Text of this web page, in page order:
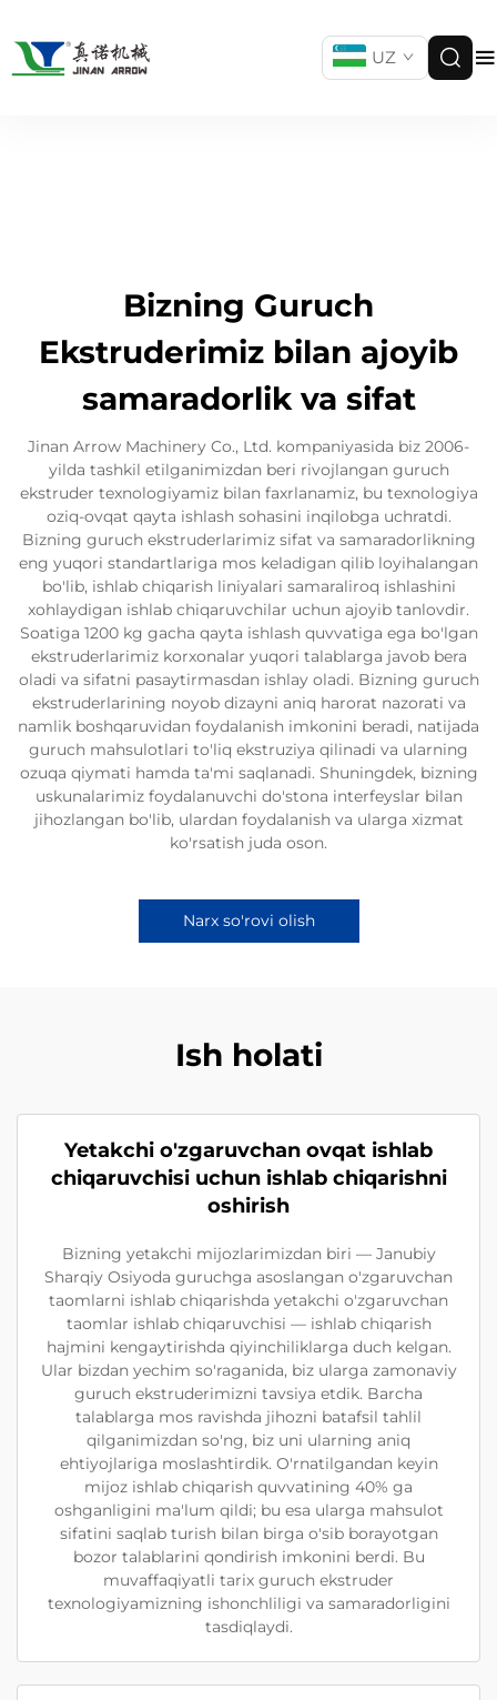
UZ
Bizning Guruch
Ekstruderimiz bilan ajoyib
samaradorlik va sifat
Jinan Arrow Machinery Co., Ltd. kompaniyasida biz 2006-
yilda tashkil etilganimizdan beri rivojlangan guruch
ekstruder texnologiyamiz bilan faxrlanamiz, bu texnologiya
oziq-ovqat qayta ishlash sohasini inqilobga uchratdi.
Bizning guruch ekstruderlarimiz sifat va samaradorlikning
eng yuqori standartlariga mos keladigan qilib loyihalangan
bo'lib, ishlab chiqarish liniyalari samaraliroq ishlashini
xohlaydigan ishlab chiqaruvchilar uchun ajoyib tanlovdir.
Soatiga 1200 kg gacha qayta ishlash quvvatiga ega bo'lgan
ekstruderlarimiz korxonalar yuqori talablarga javob bera
oladi va sifatni pasaytirmasdan ishlay oladi. Bizning guruch
ekstruderlarining noyob dizayni aniq harorat nazorati va
namlik boshqaruvidan foydalanish imkonini beradi, natijada
guruch mahsulotlari to'liq ekstruziya qilinadi va ularning
ozuqa qiymati hamda ta'mi saqlanadi. Shuningdek, bizning
uskunalarimiz foydalanuvchi do'stona interfeyslar bilan
jihozlangan bo'lib, ulardan foydalanish va ularga xizmat
ko'rsatish juda oson.
Narx so'rovi olish
Ish holati
Yetakchi o'zgaruvchan ovqat ishlab
chiqaruvchisi uchun ishlab chiqarishni
oshirish
Bizning yetakchi mijozlarimizdan biri — Janubiy
Sharqiy Osiyoda guruchga asoslangan o'zgaruvchan
taomlarni ishlab chiqarishda yetakchi o'zgaruvchan
taomlar ishlab chiqaruvchisi — ishlab chiqarish
hajmini kengaytirishda qiyinchiliklarga duch kelgan.
Ular bizdan yechim so'raganida, biz ularga zamonaviy
guruch ekstruderimizni tavsiya etdik. Barcha
talablarga mos ravishda jihozni batafsil tahlil
qilganimizdan so'ng, biz uni ularning aniq
ehtiyojlariga moslashtirdik. O'rnatilgandan keyin
mijoz ishlab chiqarish quvvatining 40% ga
oshganligini ma'lum qildi; bu esa ularga mahsulot
sifatini saqlab turish bilan birga o'sib borayotgan
bozor talablarini qondirish imkonini berdi. Bu
muvaffaqiyatli tarix guruch ekstruder
texnologiyamizning ishonchliligi va samaradorligini
tasdiqlaydi.